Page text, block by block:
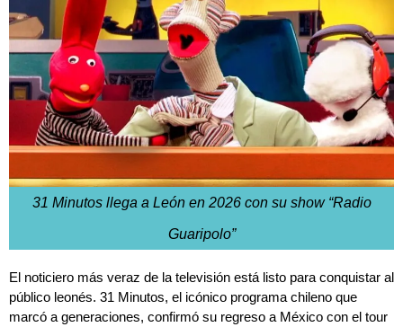
31 Minutos llega a León en 2026 con su show “Radio
Guaripolo”
El noticiero más veraz de la televisión está listo para conquistar al
público leonés. 31 Minutos, el icónico programa chileno que
marcó a generaciones, confirmó su regreso a México con el tour